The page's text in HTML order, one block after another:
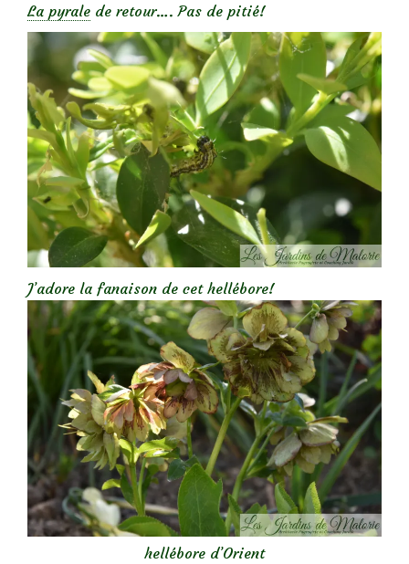
La pyrale de retour…. Pas de pitié!
J’adore la fanaison de cet hellébore!
hellébore d’Orient